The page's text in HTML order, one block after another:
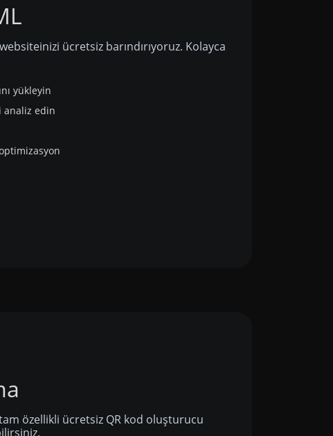
ücretsiz barındırıyoruz. Kolayca
yükleyin
analiz edin
özellikli ücretsiz QR kod oluşturucu